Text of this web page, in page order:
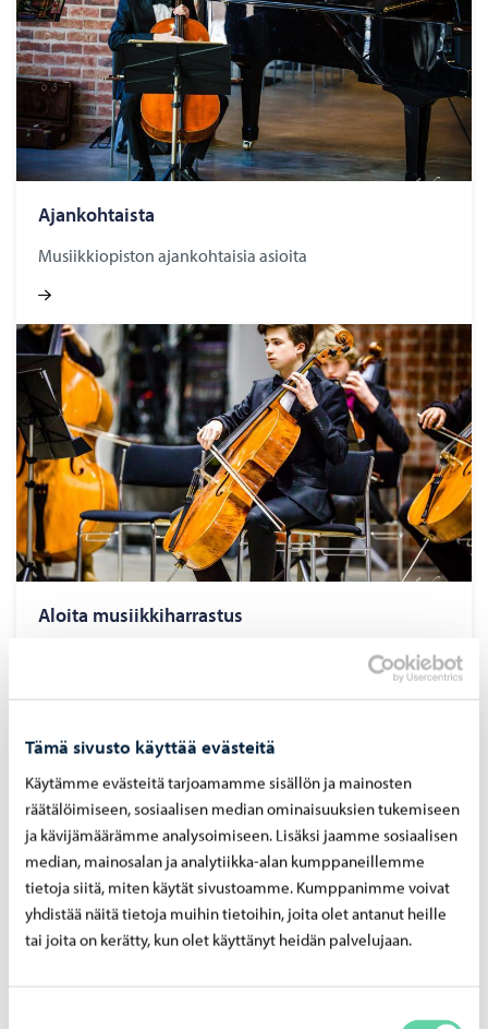
Tämä sivusto käyttää evästeitä
Käytämme evästeitä tarjoamamme sisällön ja mainosten
räätälöimiseen, sosiaalisen median ominaisuuksien tukemiseen
ja kävijämäärämme analysoimiseen. Lisäksi jaamme sosiaalisen
median, mainosalan ja analytiikka-alan kumppaneillemme
tietoja siitä, miten käytät sivustoamme. Kumppanimme voivat
yhdistää näitä tietoja muihin tietoihin, joita olet antanut heille
tai joita on kerätty, kun olet käyttänyt heidän palvelujaan.
Ajankohtaista
Musiikkiopiston ajankohtaisia asioita
Aloita musiikkiharrastus